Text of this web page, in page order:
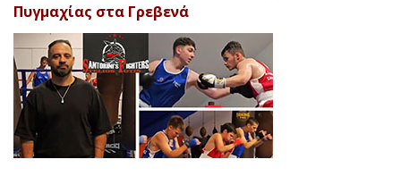
Πυγμαχίας στα Γρεβενά